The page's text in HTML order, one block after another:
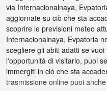
via Internacionalnaya,
aggiornate su ciò che sta
scoprire le previsioni meteo
Internacionalnaya, Evpatoria
scegliere gli abiti adatti se
l'opportunità di visitarlo, puoi
immergiti in ciò che sta
trasmissione online puoi